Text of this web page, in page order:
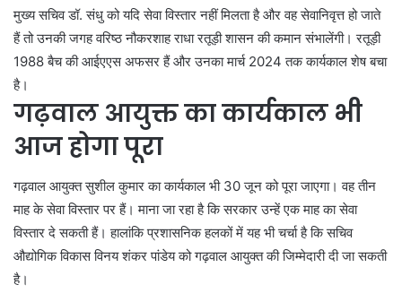
मुख्य सचिव डॉ. संधु को यदि सेवा विस्तार नहीं मिलता है और वह सेवानिवृत्त हो जाते
हैं तो उनकी जगह वरिष्ठ नौकरशाह राधा रतूड़ी शासन की कमान संभालेंगी। रतूड़ी
1988 बैच की आईएएस अफसर हैं और उनका मार्च 2024 तक कार्यकाल शेष बचा
है।
गढ़वाल आयुक्त का कार्यकाल भी
आज होगा पूरा
गढ़वाल आयुक्त सुशील कुमार का कार्यकाल भी 30 जून को पूरा जाएगा। वह तीन
माह के सेवा विस्तार पर हैं। माना जा रहा है कि सरकार उन्हें एक माह का सेवा
विस्तार दे सकती हैं। हालांकि प्रशासनिक हलकों में यह भी चर्चा है कि सचिव
औद्योगिक विकास विनय शंकर पांडेय को गढ़वाल आयुक्त की जिम्मेदारी दी जा सकती
है।